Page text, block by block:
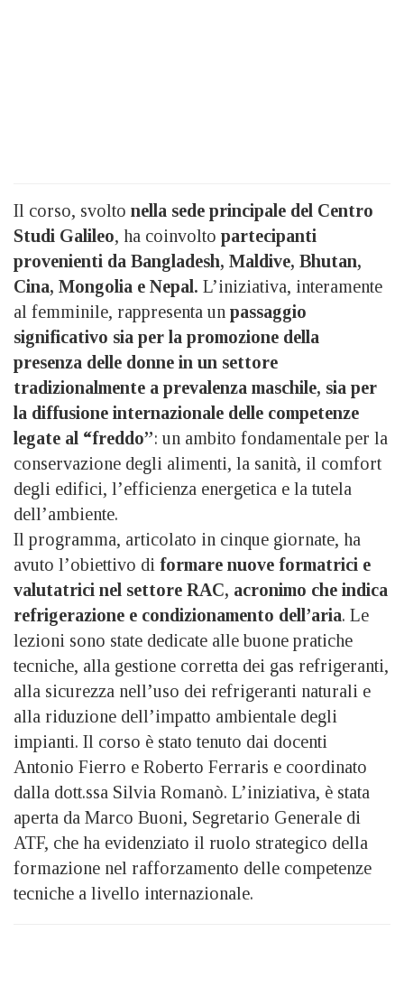
Il corso, svolto nella sede principale del Centro
Studi Galileo, ha coinvolto partecipanti
provenienti da Bangladesh, Maldive, Bhutan,
Cina, Mongolia e Nepal. L’iniziativa, interamente
al femminile, rappresenta un passaggio
significativo sia per la promozione della
presenza delle donne in un settore
tradizionalmente a prevalenza maschile, sia per
la diffusione internazionale delle competenze
legate al “freddo”: un ambito fondamentale per la
conservazione degli alimenti, la sanità, il comfort
degli edifici, l’efficienza energetica e la tutela
dell’ambiente.
Il programma, articolato in cinque giornate, ha
avuto l’obiettivo di formare nuove formatrici e
valutatrici nel settore RAC, acronimo che indica
refrigerazione e condizionamento dell’aria. Le
lezioni sono state dedicate alle buone pratiche
tecniche, alla gestione corretta dei gas refrigeranti,
alla sicurezza nell’uso dei refrigeranti naturali e
alla riduzione dell’impatto ambientale degli
impianti. Il corso è stato tenuto dai docenti
Antonio Fierro e Roberto Ferraris e coordinato
dalla dott.ssa Silvia Romanò. L’iniziativa, è stata
aperta da Marco Buoni, Segretario Generale di
ATF, che ha evidenziato il ruolo strategico della
formazione nel rafforzamento delle competenze
tecniche a livello internazionale.